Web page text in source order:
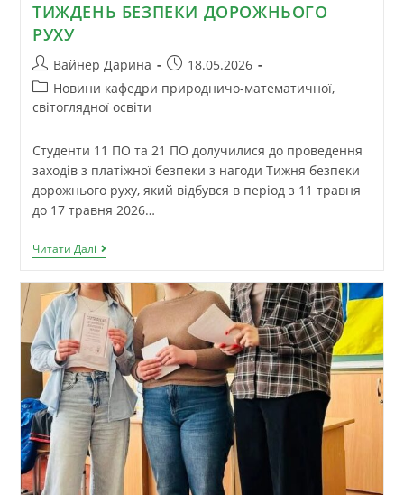
ТИЖДЕНЬ БЕЗПЕКИ ДОРОЖНЬОГО
РУХУ
Вайнер Дарина
18.05.2026
Новини кафедри природничо-математичної,
світоглядної освіти
Студенти 11 ПО та 21 ПО долучилися до проведення
заходів з платіжної безпеки з нагоди Тижня безпеки
дорожнього руху, який відбувся в період з 11 травня
до 17 травня 2026…
Читати Далі